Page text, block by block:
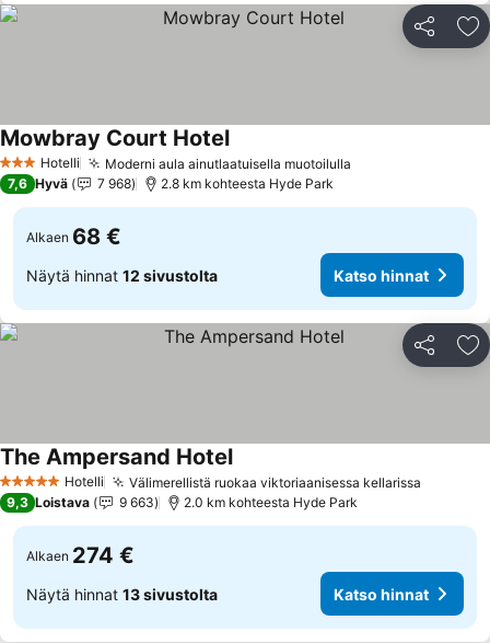
Jaa
3 Tähtiluokitus
Hotelli Moderni aula ainutlaatuisella muotoilulla
Mowbray Court Hotel
7,6 Hyvä 7 968 2.8 km kohteesta Hyde Park
Alkaen 68 €
Näytä hinnat 12 sivustolta Katso hinnat
Jaa
5 Tähtiluokitus
Hotelli Välimerellistä ruokaa viktoriaanisessa kellarissa
The Ampersand Hotel
9,3 Loistava 9 663 2.0 km kohteesta Hyde Park
Alkaen 274 €
Näytä hinnat 13 sivustolta Katso hinnat